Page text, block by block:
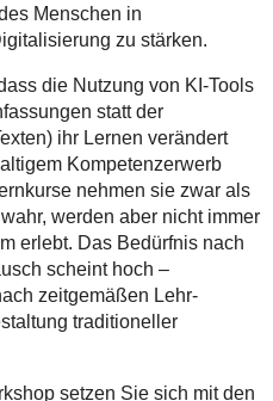
Menschen in
zu stärken.
die Nutzung von KI-Tools
statt der
ihr Lernen verändert
Kompetenzerwerb
nehmen sie zwar als
werden aber nicht immer
erlebt. Das Bedürfnis nach
scheint hoch –
zeitgemäßen Lehr-
traditioneller
setzen Sie sich mit den